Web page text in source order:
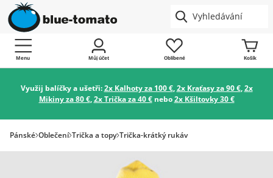
Menu Můj účet Oblíbené Košík
Využij balíčky a ušetři:2x Kalhoty za 100 €,2x Kraťasy za 90 €,2x
Mikiny za 80 €,2x Trička za 40 €nebo2x Kšiltovky 30 €
Pánské Oblečení Trička a topy Trička-krátký rukáv